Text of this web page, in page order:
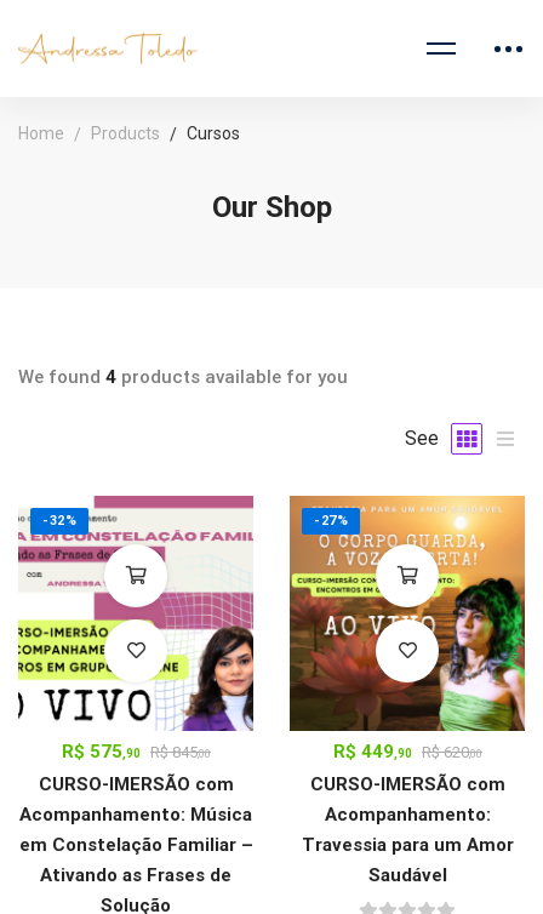
Home Products Cursos
Our Shop
We found 4 products available for you
See
-32%
R$ 575 ,90 R$845,00
CURSO-IMERSÃO com
Acompanhamento: Música
em Constelação Familiar –
Ativando as Frases de
Solução
-27%
R$ 449,90 R$620,00
CURSO-IMERSÃO com
Acompanhamento:
Travessia para um Amor
Saudável